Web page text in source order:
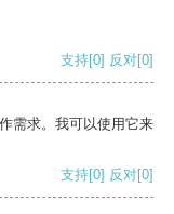
支持[0] 反对[0]
需求。我可以使用它来
支持[0] 反对[0]